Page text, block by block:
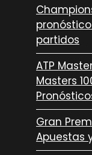
partidos
ATP
Masters
Gran
Apuestas